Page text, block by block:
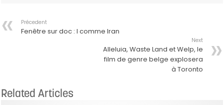
Précedent
Fenêtre sur doc : I comme Iran
Next
Alleluia, Waste Land et Welp, le
film de genre belge explosera
à Toronto
Related Articles